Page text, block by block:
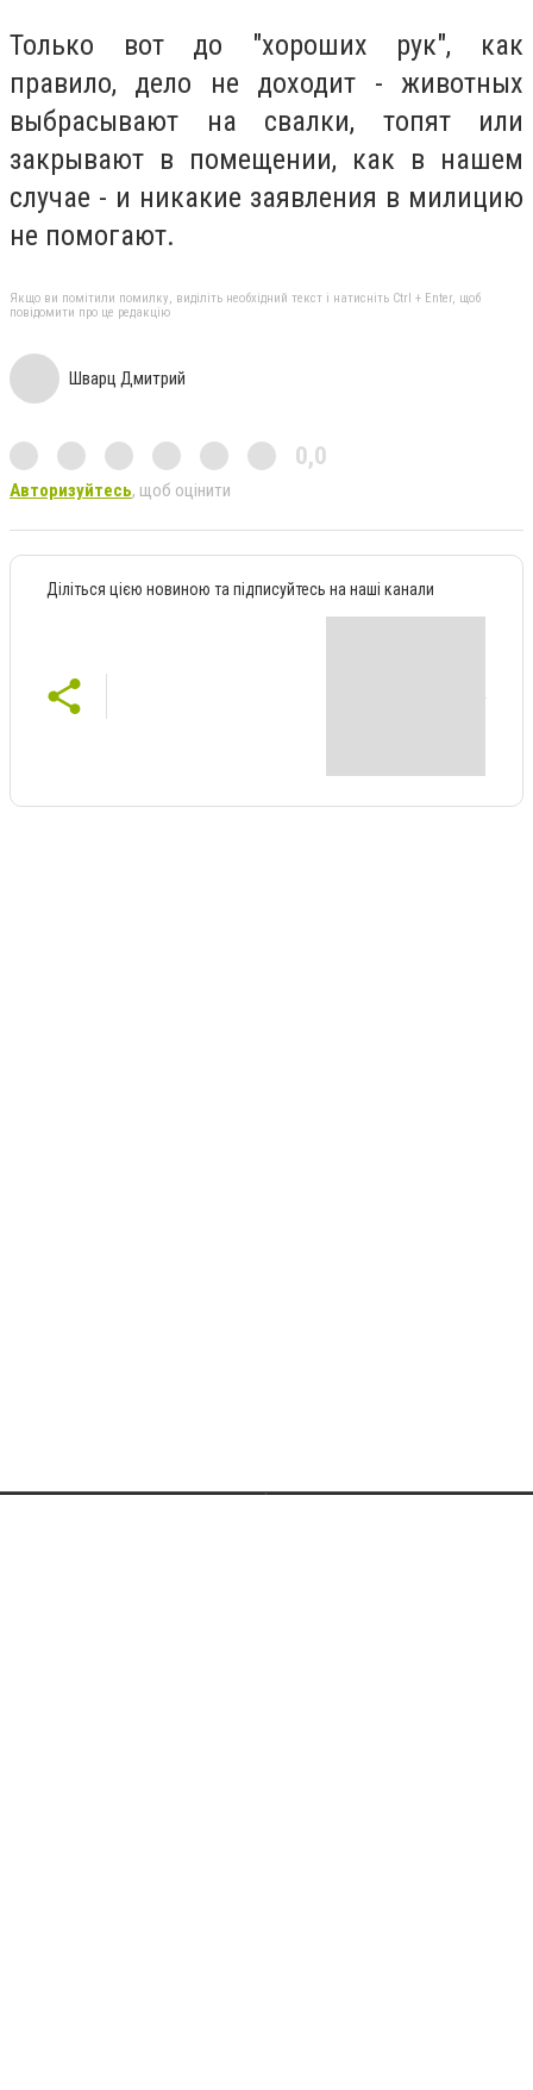
Только вот до "хороших рук", как
правило, дело не доходит - животных
выбрасывают на свалки, топят или
закрывают в помещении, как в нашем
случае - и никакие заявления в милицию
не помогают.
Якщо ви помітили помилку, виділіть необхідний текст і натисніть Ctrl + Enter, щоб
повідомити про це редакцію
Шварц Дмитрий
0,0
Авторизуйтесь, щоб оцінити
Діліться цією новиною та підписуйтесь на наші канали